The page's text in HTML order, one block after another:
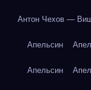
Антон Чехов —
Апельсин
Апельсин